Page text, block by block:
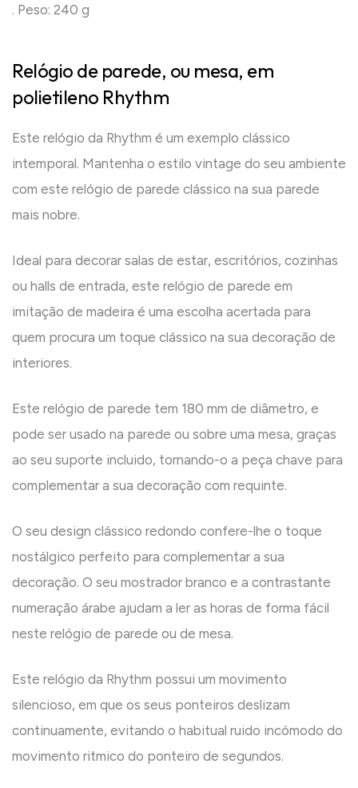
. Peso: 240 g
Relógio de parede, ou mesa, em
polietileno Rhythm
Este relógio da Rhythm é um exemplo clássico
intemporal. Mantenha o estilo vintage do seu ambiente
com este relógio de parede clássico na sua parede
mais nobre.
Ideal para decorar salas de estar, escritórios, cozinhas
ou halls de entrada, este relógio de parede em
imitação de madeira é uma escolha acertada para
quem procura um toque clássico na sua decoração de
interiores.
Este relógio de parede tem 180 mm de diâmetro, e
pode ser usado na parede ou sobre uma mesa, graças
ao seu suporte incluido, tornando-o a peça chave para
complementar a sua decoração com requinte.
O seu design clássico redondo confere-lhe o toque
nostálgico perfeito para complementar a sua
decoração. O seu mostrador branco e a contrastante
numeração árabe ajudam a ler as horas de forma fácil
neste relógio de parede ou de mesa.
Este relógio da Rhythm possui um movimento
silencioso, em que os seus ponteiros deslizam
continuamente, evitando o habitual ruido incómodo do
movimento ritmico do ponteiro de segundos.